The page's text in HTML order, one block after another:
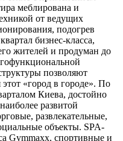
меблирована и
от ведущих
подогрев
бизнес-класса,
жителей и продуман до
позволяют
«город в городе». По
Киева, достойно
развитой
развлекательные,
объекты. SPA-
Gymmaxx, спортивные и